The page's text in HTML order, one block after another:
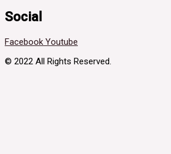
Social
Facebook Youtube
© 2022 All Rights Reserved.